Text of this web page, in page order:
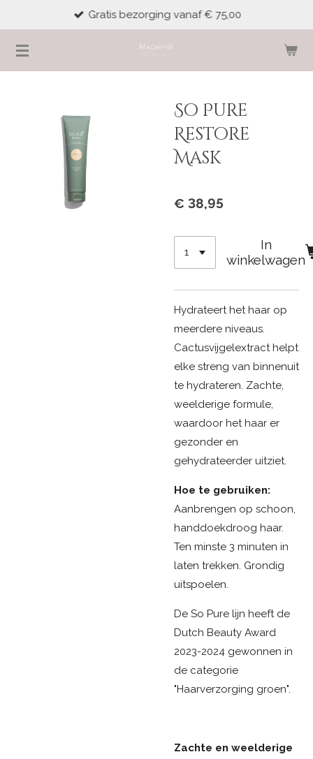
naar
de
Gratis bezorging vanaf € 75,00
So Pure
Restore
Mask
€ 38,95
In
winkelwagen
Hydrateert het haar op
meerdere niveaus.
Cactusvijgelextract helpt
elke streng van binnenuit
te hydrateren. Zachte,
weelderige formule,
waardoor het haar er
gezonder en
gehydrateerder uitziet.
Hoe te gebruiken:
Aanbrengen op schoon,
handdoekdroog haar.
Ten minste 3 minuten in
laten trekken. Grondig
uitspoelen.
De So Pure lijn heeft de
Dutch Beauty Award
2023-2024 gewonnen in
de categorie
"Haarverzorging groen".
Zachte en weelderige